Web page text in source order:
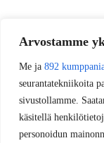
Arvostamme
Me ja 892
seurantatekniikoita
sivustollamme.
käsitellä
personoidun